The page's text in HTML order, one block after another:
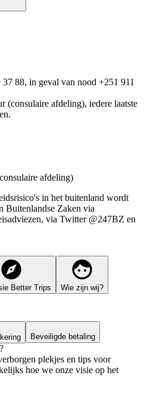
88, in geval van nood +251 911
(consulaire afdeling), iedere laatste
afdeling)
in het buitenland wordt
Buitenlandse Zaken via
via Twitter @247BZ en
Better Trips Wie zijn wij?
Beveiligde betaling
plekjes en tips voor
hoe we onze visie op het